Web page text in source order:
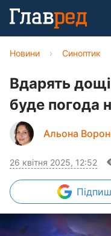
Новини › Синоптик
Вдарять
буде погода
Альона
26 квітня 2025, 12:52